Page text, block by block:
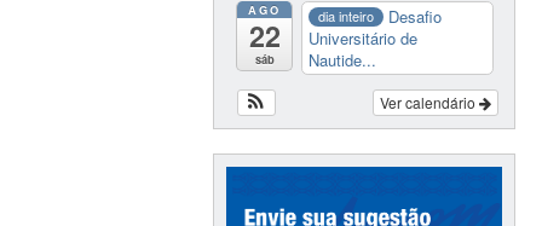
AGO
22
sáb
dia inteiro
Desafio
Universitário de
Nautide...
Ver calendário